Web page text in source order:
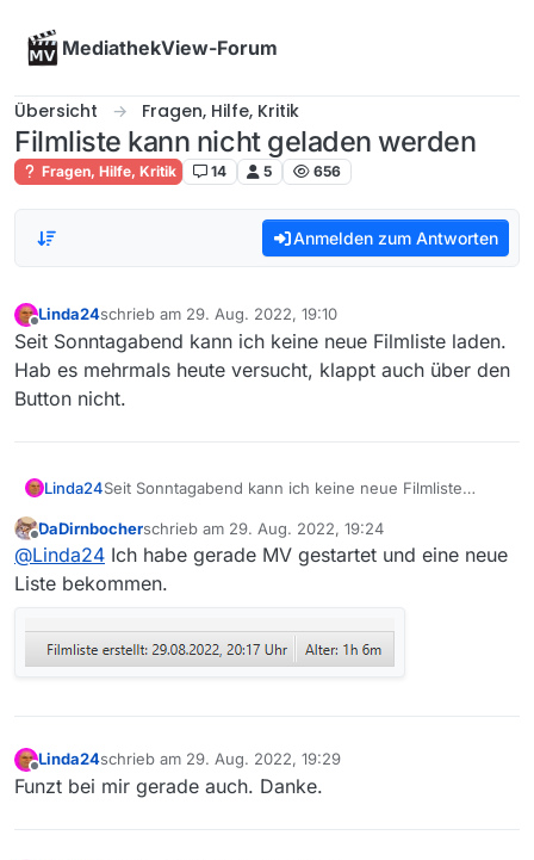
MediathekView-Forum
Übersicht Fragen, Hilfe, Kritik
Filmliste kann nicht geladen werden
Fragen, Hilfe, Kritik 14 5 656
Anmelden zum Antworten
Offline
Linda24schrieb am 29. Aug. 2022, 19:10
zuletzt editiert von
Seit Sonntagabend kann ich keine neue Filmliste laden.
Hab es mehrmals heute versucht, klappt auch über den
Button nicht.
Linda24Seit Sonntagabend kann ich keine neue Filmliste
über den Button nicht.
Offline
DaDirnbocherschrieb am 29. Aug. 2022, 19:24
zuletzt editiert von
@Linda24 Ich habe gerade MV gestartet und eine neue
Liste bekommen.
Offline
Linda24schrieb am 29. Aug. 2022, 19:29
zuletzt editiert von
Funzt bei mir gerade auch. Danke.